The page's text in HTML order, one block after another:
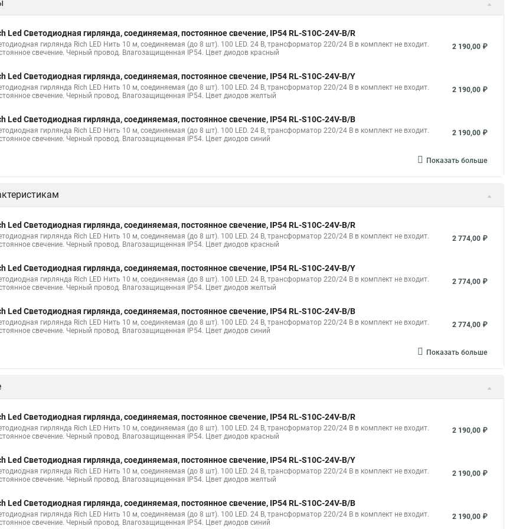
нить
нити
гирлянда Светодиодная гирлянда нить led Гирлянда светодиодная белая нить Светодиодная гирлянда нить белый
нити
Гирлянды светодиодные нить купить Нить светодиодная уличная Что такое светодиодная гирлянда нить
нить купить
батарейках Лампа светодиодная с нитью Светодиодные лампы с нитью Светодиодная с нитью
нитях Нить гирлянда светодиодная купить
Led Светодиодная гирлянда, соединяемая, постоянное свечение, IP54 RL-S10C-24V-B/R
гирлянда Rich LED Нить 10 м, соединяемая (до 8 шт). 100 LED. 24 B, трансформатор 220/24 В в комплект не входит.
свечение. Черный провод. Влагозащищенная IP54. Цвет диодов красный
2 190,00 ₽
Led Светодиодная гирлянда, соединяемая, постоянное свечение, IP54 RL-S10C-24V-B/Y
гирлянда Rich LED Нить 10 м, соединяемая (до 8 шт). 100 LED. 24 B, трансформатор 220/24 В в комплект не входит.
свечение. Черный провод. Влагозащищенная IP54. Цвет диодов желтый
2 190,00 ₽
Led Светодиодная гирлянда, соединяемая, постоянное свечение, IP54 RL-S10C-24V-B/B
гирлянда Rich LED Нить 10 м, соединяемая (до 8 шт). 100 LED. 24 B, трансформатор 220/24 В в комплект не входит.
свечение. Черный провод. Влагозащищенная IP54. Цвет диодов синий
2 190,00 ₽
Показать больше
Led Светодиодная гирлянда, соединяемая, постоянное свечение, IP54 RL-S10C-24V-B/R
гирлянда Rich LED Нить 10 м, соединяемая (до 8 шт). 100 LED. 24 B, трансформатор 220/24 В в комплект не входит.
свечение. Черный провод. Влагозащищенная IP54. Цвет диодов красный
2 774,00 ₽
Led Светодиодная гирлянда, соединяемая, постоянное свечение, IP54 RL-S10C-24V-B/Y
гирлянда Rich LED Нить 10 м, соединяемая (до 8 шт). 100 LED. 24 B, трансформатор 220/24 В в комплект не входит.
свечение. Черный провод. Влагозащищенная IP54. Цвет диодов желтый
2 774,00 ₽
Led Светодиодная гирлянда, соединяемая, постоянное свечение, IP54 RL-S10C-24V-B/B
гирлянда Rich LED Нить 10 м, соединяемая (до 8 шт). 100 LED. 24 B, трансформатор 220/24 В в комплект не входит.
свечение. Черный провод. Влагозащищенная IP54. Цвет диодов синий
2 774,00 ₽
Показать больше
Led Светодиодная гирлянда, соединяемая, постоянное свечение, IP54 RL-S10C-24V-B/R
гирлянда Rich LED Нить 10 м, соединяемая (до 8 шт). 100 LED. 24 B, трансформатор 220/24 В в комплект не входит.
свечение. Черный провод. Влагозащищенная IP54. Цвет диодов красный
2 190,00 ₽
Led Светодиодная гирлянда, соединяемая, постоянное свечение, IP54 RL-S10C-24V-B/Y
гирлянда Rich LED Нить 10 м, соединяемая (до 8 шт). 100 LED. 24 B, трансформатор 220/24 В в комплект не входит.
свечение. Черный провод. Влагозащищенная IP54. Цвет диодов желтый
2 190,00 ₽
Led Светодиодная гирлянда, соединяемая, постоянное свечение, IP54 RL-S10C-24V-B/B
гирлянда Rich LED Нить 10 м, соединяемая (до 8 шт). 100 LED. 24 B, трансформатор 220/24 В в комплект не входит.
свечение. Черный провод. Влагозащищенная IP54. Цвет диодов синий
2 190,00 ₽